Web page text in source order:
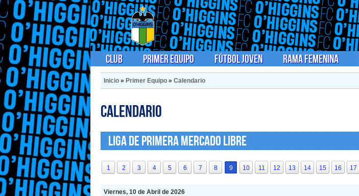
Club Primer Equipo Fútbol Joven Rama Femenina
Inicio » Primer Equipo » Calendario
Calendario
Liga de Primera Mercado Libre
1 2 3 4 5 6 7 8 9 10 11 12 13 14 15 16 17
Viernes, 10 de Abril de 2026